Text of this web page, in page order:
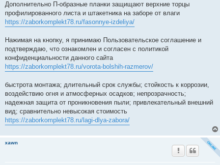
Дополнительно П-образные планки защищают верхние торцы
профилированного листа и штакетника на заборе от влаги
https://zaborkomplekt78.ru/fasonnye-izdeliya/
Нажимая на кнопку, я принимаю Пользовательское соглашение и
подтверждаю, что ознакомлен и согласен с политикой
конфиденциальности данного сайта
https://zaborkomplekt78.ru/vorota-bolshih-razmerov/
быстрота монтажа; длительный срок службы; стойкость к коррозии,
воздействию огня и атмосферных осадков; непрозрачность;
надежная защита от проникновения пыли; привлекательный внешний
вид; сравнительно невысокая стоимость
https://zaborkomplekt78.ru/lagi-dlya-zabora/
xawn